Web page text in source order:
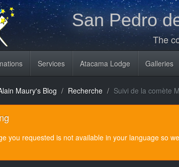
San Pedro
The
Services Atacama Lodge Galleries
Maury's Blog Recherche Suivi de la comète
you requested is not available in your language so